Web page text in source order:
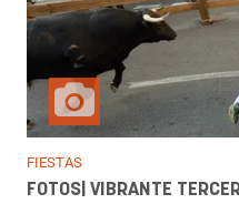
FIESTAS
FOTOS| VIBRANTE